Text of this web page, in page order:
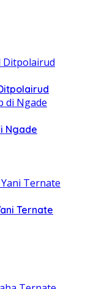
Ngade
Ternate